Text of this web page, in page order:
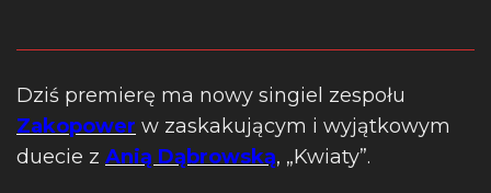
Dziś premierę ma nowy singiel zespołu
Zakopower w zaskakującym i wyjątkowym
duecie z Anią Dąbrowską, „Kwiaty”.